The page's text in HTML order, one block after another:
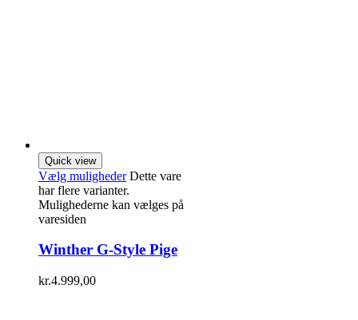
Quick view
Vælg muligheder Dette vare
har flere varianter.
Mulighederne kan vælges på
varesiden
Winther G-Style Pige
kr.4.999,00